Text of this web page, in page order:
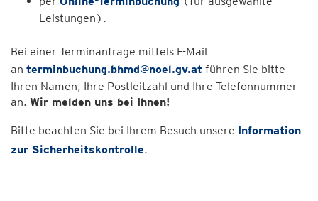
Leistungen).
Bei einer Terminanfrage mittels E-Mail
an terminbuchung.bhmd@noel.gv.at führen Sie bitte
Ihren Namen, Ihre Postleitzahl und Ihre Telefonnummer
an. Wir melden uns bei Ihnen!
Bitte beachten Sie bei Ihrem Besuch unsere Information
zur Sicherheitskontrolle.